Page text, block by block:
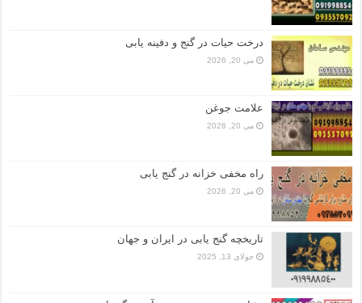
درخت حیات در گنج و دفینه یابی
می 20, 2026
علامت جوغن
می 20, 2026
راه مخفی خزانه در گنج یابی
می 20, 2026
تاریخچه گنج‌ یابی در ایران و جهان
جولای 13, 2025